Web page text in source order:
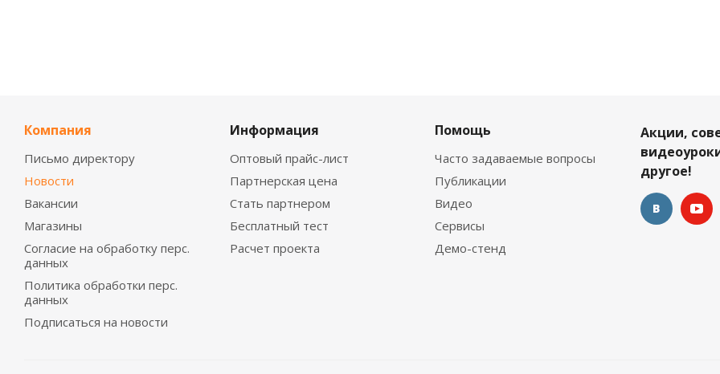
Компания
Письмо директору
Новости
Вакансии
Магазины
Согласие на обработку перс.
данных
Политика обработки перс.
данных
Подписаться на новости
Информация
Оптовый прайс-лист
Партнерская цена
Стать партнером
Бесплатный тест
Расчет проекта
Помощь
Часто задаваемые вопросы
Публикации
Видео
Сервисы
Демо-стенд
Акции,
другое!